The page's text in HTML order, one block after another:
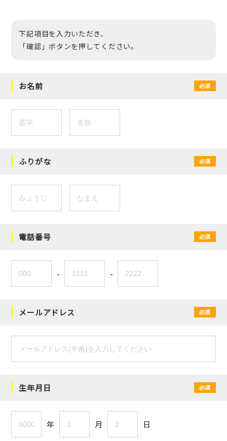
下記項目を入力いただき、
「確認」ボタンを押してください。
お名前 必須
ふりがな 必須
電話番号 必須
- -
メールアドレス 必須
生年月日 必須
年 月 日